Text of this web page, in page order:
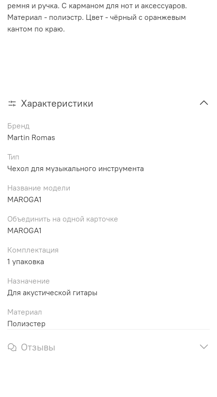
ремня и ручка. С карманом для нот и аксессуаров.
Материал - полиэстр. Цвет - чёрный с оранжевым
кантом по краю.
Характеристики
Бренд
Martin Romas
Тип
Чехол для музыкального инструмента
Название модели
MAROGA1
Объединить на одной карточке
MAROGA1
Комплектация
1 упаковка
Назначение
Для акустической гитары
Материал
Полиэстер
Отзывы